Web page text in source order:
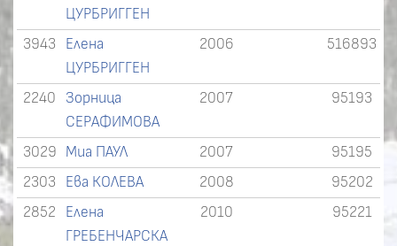
ЦУРБРИГГЕН
3943
Елена
ЦУРБРИГГЕН
2006 516893
2240
Зорница
СЕРАФИМОВА
2007 95193
3029 Миа ПАУЛ 2007
95195
2303
Ева КОЛЕВА 2008
95202
2852
Елена
ГРЕБЕНЧАРСКА
2010 95221